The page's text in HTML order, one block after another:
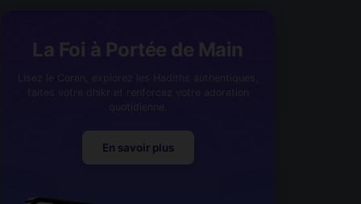
La Foi à Portée de Main
En savoir plus